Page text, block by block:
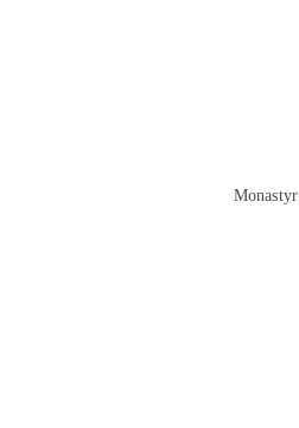
Monastyr